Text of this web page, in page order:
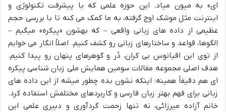
ای» به میون میاد. این حوزه علمی که با پیشرفت تکنولوژی و
اینترنت مثل موشک اوج گرفته، به ما کمک می کنه تا با بررسی حجم
عظیمی از داده های زبانی واقعی – که بهشون «پیکره» میگیم –
الگوها، قواعد و ساختارهای زبانی رو کشف کنیم. اصلاً انگار می خوایم
از توی این اقیانوس بی کران، دُر و گوهرهای پنهان رو پیدا کنیم.
هدف اصلی مجموعه مقالات سومین همایش ملی زبان شناسی پیکره
ای هم دقیقاً همینه: اینکه نشون بده چطور میشه از این داده های
زبانی برای فهم بهتر زبان فارسی و کاربردهای مختلفش استفاده کرد.
خانم آزاده میرزائی، نه تنها زحمت گردآوری و دبیری علمی این